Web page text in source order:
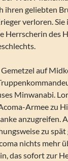
ihren geliebten
verloren. Sie
Herrscherin des
Gemetzel auf
Minwanabi.
Armee zu
anzugreifen.
zu
nichts mehr
das sofort zur